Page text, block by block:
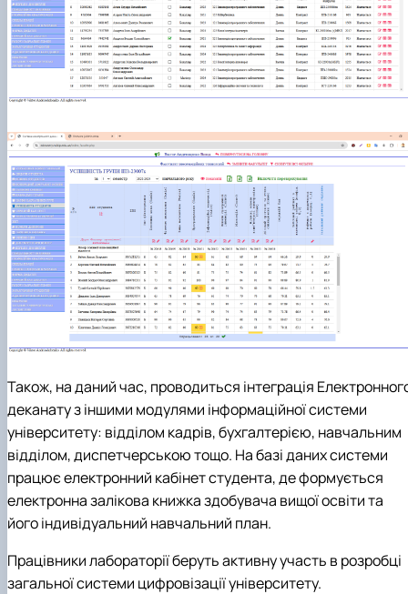
Також, на даний час, проводиться інтеграція
деканату з іншими модулями інформаційної системи
університету: відділом кадрів, бухгалтерією, навчальним
відділом, диспетчерською тощо. На базі даних системи
працює електронний кабінет студента, де формується
електронна залікова книжка здобувача вищої освіти та
його індивідуальний навчальний план.
Працівники лабораторії беруть активну участь в розробці
загальної системи цифровізації університету.